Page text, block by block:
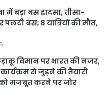
में बड़ा बस हादसा, तीसा-
पलटी बस; 8 यात्रियों की मौत,
विमान पर भारत की नजर,
से जुड़ने की तैयारी
मजबूत करने पर जोर